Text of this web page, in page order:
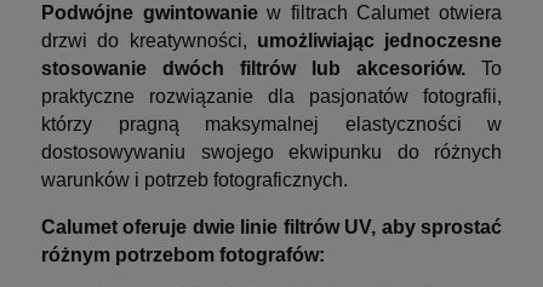
Podwójne gwintowaniew filtrach Calumet otwiera
drzwi do kreatywności, umożliwiając jednoczesne
stosowanie dwóch filtrów lub akcesoriów. To
praktyczne rozwiązanie dla pasjonatów fotografii,
którzy pragną maksymalnej elastyczności w
dostosowywaniu swojego ekwipunku do różnych
warunków i potrzeb fotograficznych.
Calumet oferuje dwie linie filtrów UV, aby sprostać
różnym potrzebom fotografów: